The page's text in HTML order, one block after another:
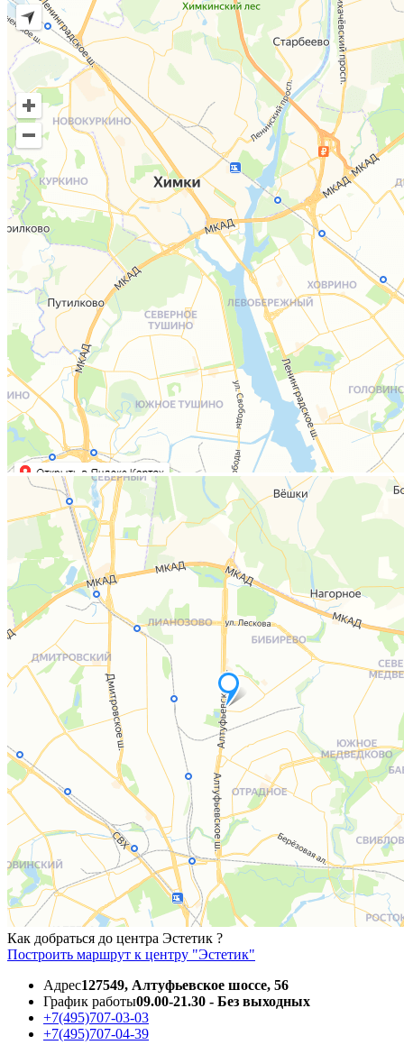
Как добраться до центра Эстетик ?
Построить маршрут к центру "Эстетик"
Адрес127549, Алтуфьевское шоссе, 56
График работы09.00-21.30 - Без выходных
+7(495)707-03-03
+7(495)707-04-39